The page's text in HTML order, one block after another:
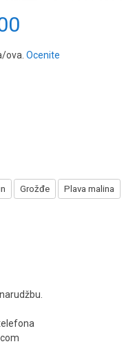
ova. Ocenite
Grožđe Plava malina